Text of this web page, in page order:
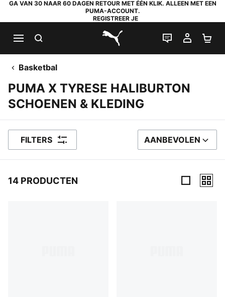
GA VAN 30 NAAR 60 DAGEN RETOUR MET ÉÉN KLIK. ALLEEN MET EEN
PUMA-ACCOUNT.
REGISTREER JE
PUMA.com
LIVE CHAT
MIJN
Basketbal
PUMA X TYRESE HALIBURTON
SCHOENEN & KLEDING
FILTERS SORTEER OP
AANBEVOLEN
14 PRODUCTEN